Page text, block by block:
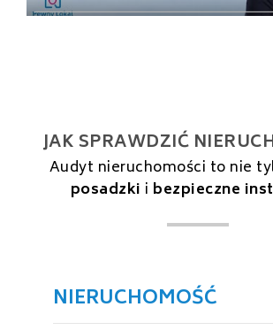
JAK SPRAWDZIĆ
Audyt nieruchomości to nie
posadzki i bezpieczne
NIERUCHOMOŚĆ